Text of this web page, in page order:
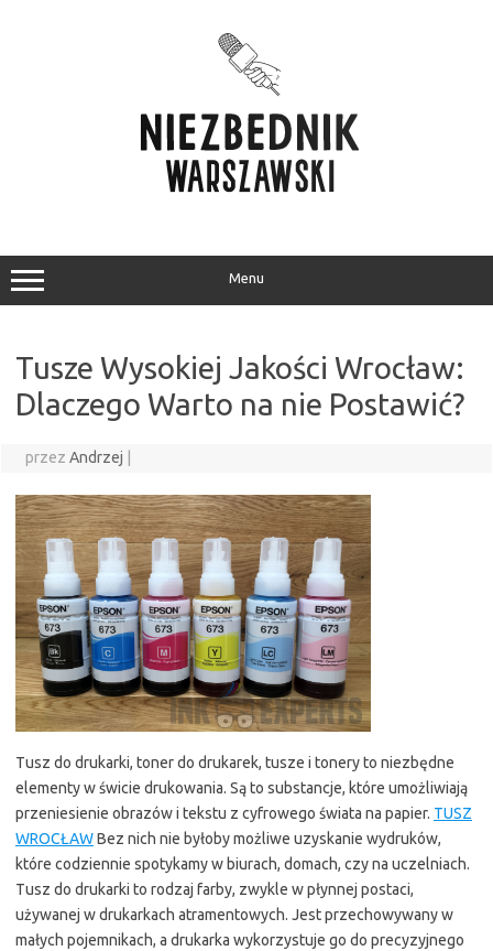
Menu
Tusze Wysokiej Jakości Wrocław:
Dlaczego Warto na nie Postawić?
przez Andrzej
Tusz do drukarki, toner do drukarek, tusze i tonery to niezbędne
elementy w świcie drukowania. Są to substancje, które umożliwiają
przeniesienie obrazów i tekstu z cyfrowego świata na papier. TUSZ
WROCŁAWBez nich nie byłoby możliwe uzyskanie wydruków,
które codziennie spotykamy w biurach, domach, czy na uczelniach.
Tusz do drukarki to rodzaj farby, zwykle w płynnej postaci,
używanej w drukarkach atramentowych. Jest przechowywany w
małych pojemnikach, a drukarka wykorzystuje go do precyzyjnego